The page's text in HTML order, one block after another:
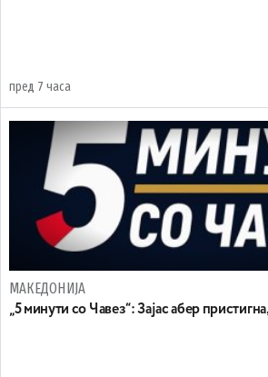
пред 7 часа
МАКЕДОНИЈА
„5 минути со Чавез“: Зајас абер